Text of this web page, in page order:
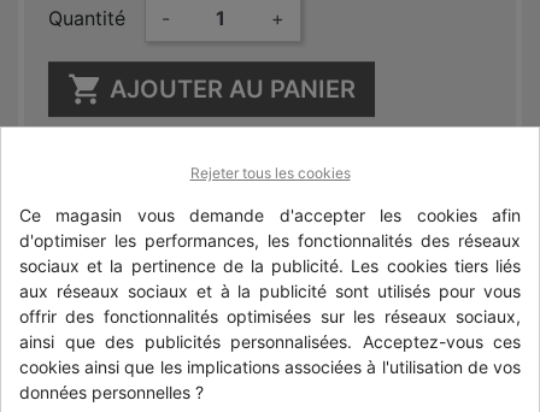
Quantité
- +
 AJOUTER AU PANIER
Partager
Description Détails du produit
Rejeter tous les cookies
Ce magasin vous demande d'accepter les cookies afin
d'optimiser les performances, les fonctionnalités des réseaux
sociaux et la pertinence de la publicité. Les cookies tiers liés
aux réseaux sociaux et à la publicité sont utilisés pour vous
offrir des fonctionnalités optimisées sur les réseaux sociaux,
ainsi que des publicités personnalisées. Acceptez-vous ces
cookies ainsi que les implications associées à l'utilisation de vos
données personnelles ?